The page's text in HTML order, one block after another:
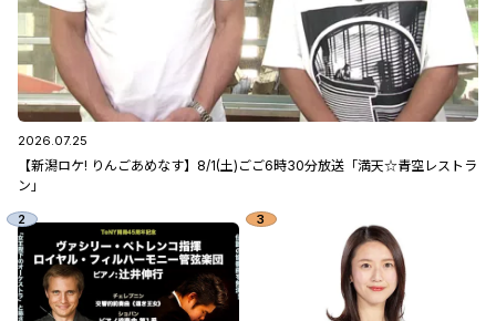
2026.07.25
【新潟ロケ! りんごあめなす】8/1(土)ごご6時30分放送「満天☆青空レストラ
ン」